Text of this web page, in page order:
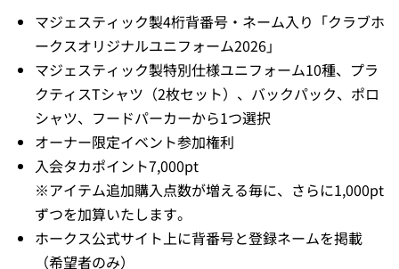
マジェスティック製4桁背番号・ネーム入り「クラブホ
ークスオリジナルユニフォーム2026」
マジェスティック製特別仕様ユニフォーム10種、プラ
クティスTシャツ（2枚セット）、バックパック、ポロ
シャツ、フードパーカーから1つ選択
オーナー限定イベント参加権利
入会タカポイント7,000pt
※アイテム追加購入点数が増える毎に、さらに1,000pt
ずつを加算いたします。
ホークス公式サイト上に背番号と登録ネームを掲載
（希望者のみ）